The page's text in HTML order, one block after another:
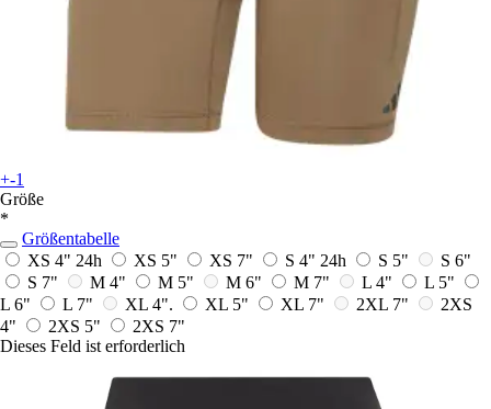
+-1
Größe
*
Größentabelle
XS 4" 24h XS 5" XS 7" S 4" 24h S 5"
S 6"
S 7"
M 4" M 5" M 6" M 7" L 4"
L 5"
L 6"
L 7" XL 4". XL 5" XL 7" 2XL 7"
2XS
4"
2XS 5"
2XS 7"
Dieses Feld ist erforderlich